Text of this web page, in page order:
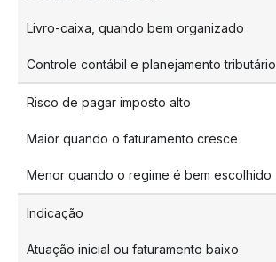
Livro-caixa, quando bem organizado
Controle contábil e planejamento tributário
Risco de pagar imposto alto
Maior quando o faturamento cresce
Menor quando o regime é bem escolhido
Indicação
Atuação inicial ou faturamento baixo